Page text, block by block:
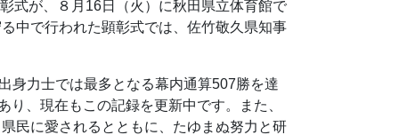
式が、８月16日（火）に秋田県立体育館で
中で行われた顕彰式では、佐竹敬久県知事
力士では最多となる幕内通算507勝を達
、現在もこの記録を更新中です。また、
民に愛されるとともに、たゆまぬ努力と研